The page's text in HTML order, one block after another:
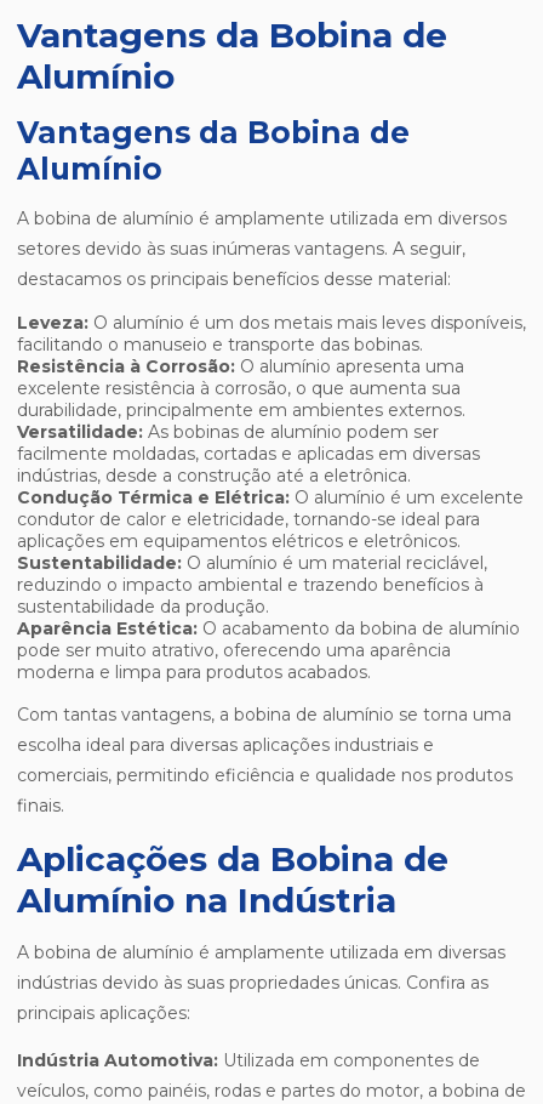
Vantagens da Bobina de
Alumínio
Vantagens da Bobina de
Alumínio
A bobina de alumínio é amplamente utilizada em diversos
setores devido às suas inúmeras vantagens. A seguir,
destacamos os principais benefícios desse material:
Leveza: O alumínio é um dos metais mais leves disponíveis,
facilitando o manuseio e transporte das bobinas.
Resistência à Corrosão: O alumínio apresenta uma
excelente resistência à corrosão, o que aumenta sua
durabilidade, principalmente em ambientes externos.
Versatilidade: As bobinas de alumínio podem ser
facilmente moldadas, cortadas e aplicadas em diversas
indústrias, desde a construção até a eletrônica.
Condução Térmica e Elétrica: O alumínio é um excelente
condutor de calor e eletricidade, tornando-se ideal para
aplicações em equipamentos elétricos e eletrônicos.
Sustentabilidade: O alumínio é um material reciclável,
reduzindo o impacto ambiental e trazendo benefícios à
sustentabilidade da produção.
Aparência Estética: O acabamento da bobina de alumínio
pode ser muito atrativo, oferecendo uma aparência
moderna e limpa para produtos acabados.
Com tantas vantagens, a bobina de alumínio se torna uma
escolha ideal para diversas aplicações industriais e
comerciais, permitindo eficiência e qualidade nos produtos
finais.
Aplicações da Bobina de
Alumínio na Indústria
A bobina de alumínio é amplamente utilizada em diversas
indústrias devido às suas propriedades únicas. Confira as
principais aplicações:
Indústria Automotiva: Utilizada em componentes de
veículos, como painéis, rodas e partes do motor, a bobina de